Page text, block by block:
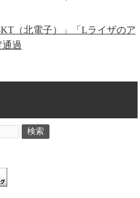
（北電子）」「Lライザのア
過
検索